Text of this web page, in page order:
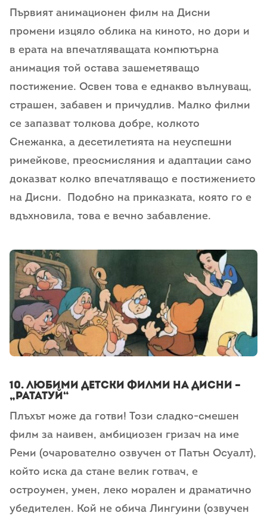
Първият анимационен филм на Дисни
промени изцяло облика на киното, но дори и
в ерата на впечатляващата компютърна
анимация той остава зашеметяващо
постижение. Освен това е еднакво вълнуващ,
страшен, забавен и причудлив. Малко филми
се запазват толкова добре, колкото
Снежанка, а десетилетията на неуспешни
римейкове, преосмисляния и адаптации само
доказват колко впечатляващо е постижението
на Дисни. Подобно на приказката, която го е
вдъхновила, това е вечно забавление.
10. любими детски филми на дисни –
„Рататуй“
Плъхът може да готви! Този сладко-смешен
филм за наивен, амбициозен гризач на име
Реми (очарователно озвучен от Патън Осуалт),
който иска да стане велик готвач, е
остроумен, умен, леко морален и драматично
убедителен. Кой не обича Лингуини (озвучен